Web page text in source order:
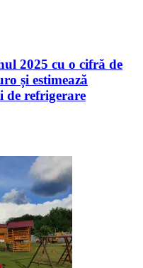
2025 cu o cifră de
și estimează
de refrigerare